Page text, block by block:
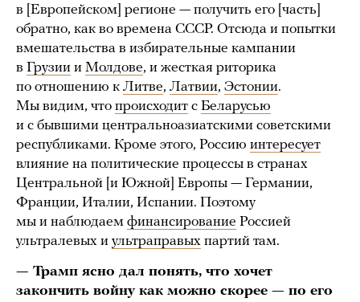
в [Европейском] регионе — получить его [часть]
обратно, как во времена СССР. Отсюда и попытки
вмешательства в избирательные кампании
в Грузии и Молдове, и жесткая риторика
по отношению к Литве, Латвии, Эстонии.
Мы видим, что происходит с Беларусью
и с бывшими центральноазиатскими советскими
республиками. Кроме этого, Россию интересует
влияние на политические процессы в странах
Центральной [и Южной] Европы — Германии,
Франции, Италии, Испании. Поэтому
мы и наблюдаем финансирование Россией
ультралевых и ультраправых партий там.
— Трамп ясно дал понять, что хочет
закончить войну как можно скорее — по его